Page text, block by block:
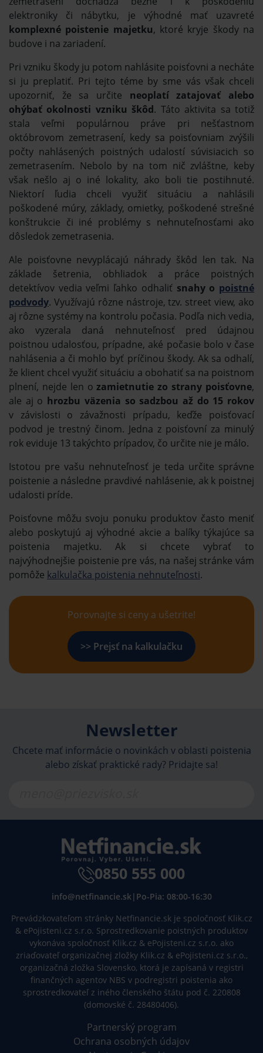
elektroniky či nábytku, je výhodné mať uzavreté
komplexné poistenie majetku, ktoré kryje škody na
budove i na zariadení.
Pri vzniku škody ju potom nahlásite poisťovni a necháte
si ju preplatiť. Pri tejto téme by sme vás však chceli
upozorniť, že sa určite neoplatí zatajovať alebo
ohýbať okolnosti vzniku škôd. Táto aktivita sa totiž
stala veľmi populárnou práve pri nešťastnom
októbrovom zemetrasení, kedy sa poisťovniam zvýšili
počty nahlásených poistných udalostí súvisiacich so
zemetrasením. Nebolo by na tom nič zvláštne, keby
však nešlo aj o iné lokality, ako boli tie postihnuté.
Niektorí ľudia chceli využiť situáciu a nahlásili
poškodené múry, základy, omietky, poškodené strešné
konštrukcie či iné problémy s nehnuteľnosťami ako
dôsledok zemetrasenia.
Ale poisťovne nevyplácajú náhrady škôd len tak. Na
základe šetrenia, obhliadok a práce poistných
detektívov vedia veľmi ľahko odhaliť snahy o poistné
podvody. Využívajú rôzne nástroje, tzv. street view, ako
aj rôzne systémy na kontrolu počasia. Podľa nich vedia,
ako vyzerala daná nehnuteľnosť pred údajnou
poistnou udalosťou, prípadne, aké počasie bolo v čase
nahlásenia a či mohlo byť príčinou škody. Ak sa odhalí,
že klient chcel využiť situáciu a obohatiť sa na poistnom
plnení, nejde len ozamietnutie zo strany poisťovne,
ale aj o hrozbu väzenia so sadzbou až do 15 rokov
v závislosti o závažnosti prípadu, keďže poisťovací
podvod je trestný činom. Jedna z poisťovní za minulý
rok eviduje 13 takýchto prípadov, čo určite nie je málo.
Istotou pre vašu nehnuteľnosť je teda určite správne
poistenie a následne pravdivé nahlásenie, ak k poistnej
udalosti príde.
Poisťovne môžu svoju ponuku produktov často meniť
alebo poskytujú aj výhodné akcie a balíky týkajúce sa
poistenia majetku. Ak si chcete vybrať to
najvýhodnejšie poistenie pre vás, na našej stránke vám
pomôže kalkulačka poistenia nehnuteľnosti.
Porovnajte si ceny a ušetrite!
>> Prejsť na kalkulačku
Newsletter
Chcete mať informácie o novinkách v oblasti poistenia
alebo získať praktické rady? Pridajte sa!
0850 555 000
info@netfinancie.sk | Po-Pia: 08:00-16:30
Prevádzkovateľom stránky Netfinancie.sk je spoločnosť Klik.cz
& ePojisteni.cz s.r.o. Sprostredkovanie poistných produktov
vykonáva spoločnosť Klik.cz & ePojisteni.cz s.r.o. ako
zriaďovateľ organizačnej zložky Klik.cz & ePojisteni.cz s.r.o.,
organizačná zložka Slovensko, ktorá je zapísaná v registri
finančných agentov NBS v podregistri poistenia ako
sprostredkovateľ z iného členského štátu pod č. 220808
(domovské č. 28480406).
Partnerský program
Ochrana osobných údajov